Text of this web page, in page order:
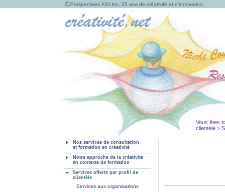
Perspectives XXI Inc, 25 ans de créativité et d'innovation.
Vous êtes
clientèle >
Nos services de consultation
et formation en créativité
Notre approche de la créativité
en contexte de formation
Services offerts par profil de
clientèle
Services aux organisations